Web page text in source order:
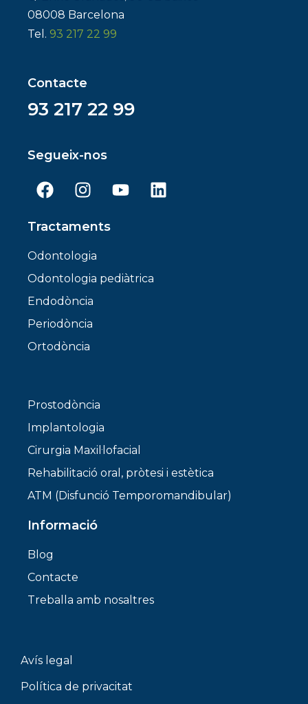
08008 Barcelona
Tel. 93 217 22 99
Contacte
93 217 22 99
Segueix-nos
Tractaments
Odontologia
Odontologia pediàtrica
Endodòncia
Periodòncia
Ortodòncia
Prostodòncia
Implantologia
Cirurgia Maxil·lofacial
Rehabilitació oral, pròtesi i estètica
ATM (Disfunció Temporomandibular)
Informació
Blog
Contacte
Treballa amb nosaltres
Avís legal
Política de privacitat